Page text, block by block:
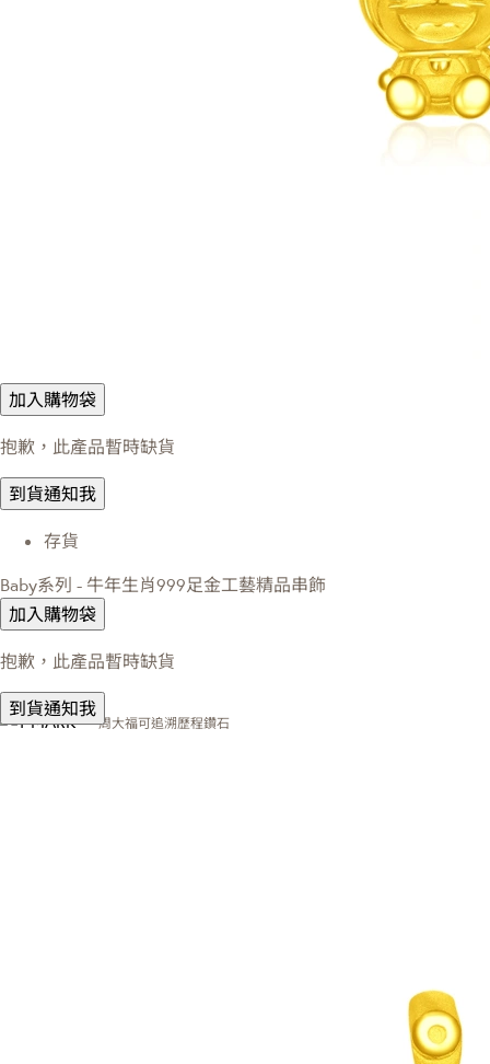
加入購物袋
抱歉，此產品暫時缺貨
到貨通知我
存貨
Baby系列 - 牛年生肖999足金工藝精品串飾
加入購物袋
抱歉，此產品暫時缺貨
到貨通知我
周大福可追溯歷程鑽石